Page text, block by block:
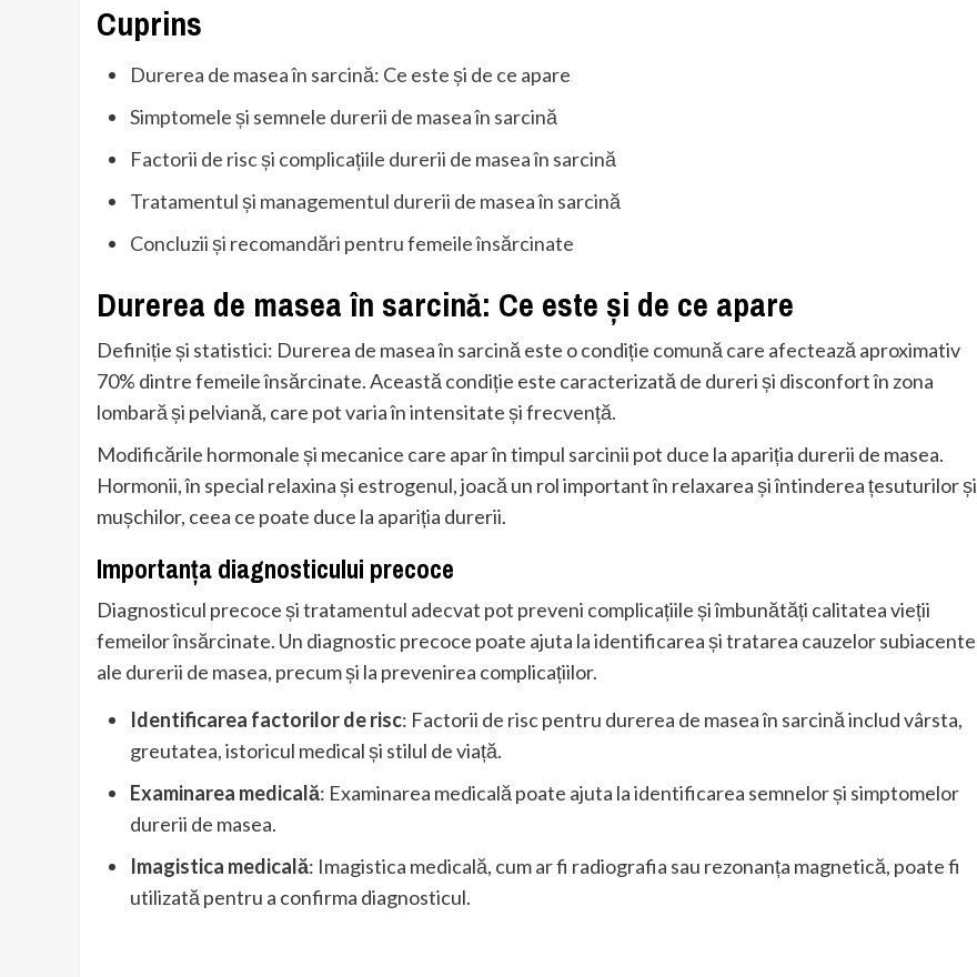
Cuprins
Durerea de masea în sarcină: Ce este și de ce apare
Simptomele și semnele durerii de masea în sarcină
Factorii de risc și complicațiile durerii de masea în sarcină
Tratamentul și managementul durerii de masea în sarcină
Concluzii și recomandări pentru femeile însărcinate
Durerea de masea în sarcină: Ce este și de ce apare
Definiție și statistici: Durerea de masea în sarcină este o condiție comună care afectează aproximativ
70% dintre femeile însărcinate. Această condiție este caracterizată de dureri și disconfort în zona
lombară și pelviană, care pot varia în intensitate și frecvență.
Modificările hormonale și mecanice care apar în timpul sarcinii pot duce la apariția durerii de masea.
Hormonii, în special relaxina și estrogenul, joacă un rol important în relaxarea și întinderea țesuturilor și
mușchilor, ceea ce poate duce la apariția durerii.
Importanța diagnosticului precoce
Diagnosticul precoce și tratamentul adecvat pot preveni complicațiile și îmbunătăți calitatea vieții
femeilor însărcinate. Un diagnostic precoce poate ajuta la identificarea și tratarea cauzelor subiacente
ale durerii de masea, precum și la prevenirea complicațiilor.
Identificarea factorilor de risc: Factorii de risc pentru durerea de masea în sarcină includ vârsta,
greutatea, istoricul medical și stilul de viață.
Examinarea medicală: Examinarea medicală poate ajuta la identificarea semnelor și simptomelor
durerii de masea.
Imagistica medicală: Imagistica medicală, cum ar fi radiografia sau rezonanța magnetică, poate fi
utilizată pentru a confirma diagnosticul.